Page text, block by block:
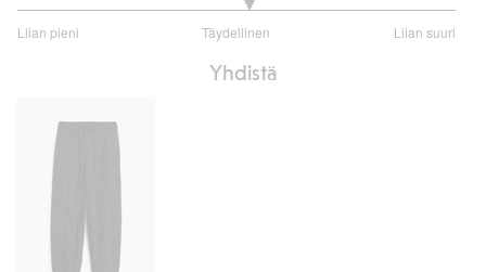
Liian pieni Täydellinen Liian suuri
/
Yhdistä